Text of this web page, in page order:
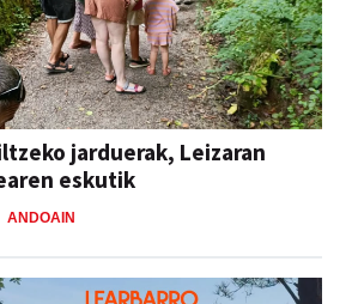
jarduerak, Leizaran
eskutik
ANDOAIN